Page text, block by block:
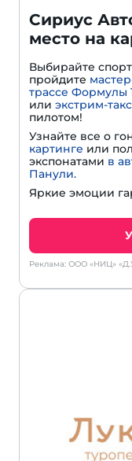
Сириус
место на
Выбирайте
пройдите
трассе Формулы
или экстрим-
пилотом!
Узнайте все о
картинге или
экспонатами в
Панули.
Яркие эмоции
Реклама: ООО «НИЦ»